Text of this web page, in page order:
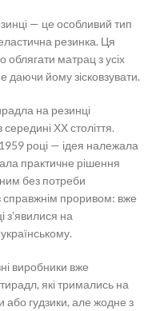
— це особливий тип
резинка. Ця
облягати матрац з усіх
даючи йому зісковзувати.
на резинці
ХХ століття.
році — ідея належала
практичне рішення
без потреби
справжнім проривом: вже
з’явилися на
виробники вже
які тримались на
або гудзики, але жодне з